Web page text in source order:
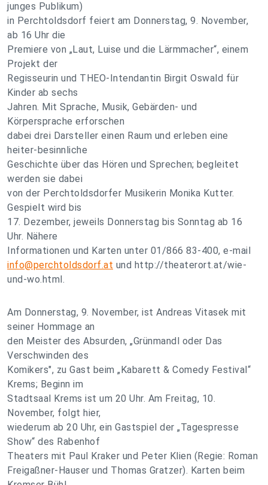
junges Publikum)
in Perchtoldsdorf feiert am Donnerstag, 9. November,
ab 16 Uhr die
Premiere von „Laut, Luise und die Lärmmacher“, einem
Projekt der
Regisseurin und THEO-Intendantin Birgit Oswald für
Kinder ab sechs
Jahren. Mit Sprache, Musik, Gebärden- und
Körpersprache erforschen
dabei drei Darsteller einen Raum und erleben eine
heiter-besinnliche
Geschichte über das Hören und Sprechen; begleitet
werden sie dabei
von der Perchtoldsdorfer Musikerin Monika Kutter.
Gespielt wird bis
17. Dezember, jeweils Donnerstag bis Sonntag ab 16
Uhr. Nähere
Informationen und Karten unter 01/866 83-400, e-mail
info@perchtoldsdorf.at und http://theaterort.at/wie-
und-wo.html.
Am Donnerstag, 9. November, ist Andreas Vitasek mit
seiner Hommage an
den Meister des Absurden, „Grünmandl oder Das
Verschwinden des
Komikers", zu Gast beim „Kabarett & Comedy Festival“
Krems; Beginn im
Stadtsaal Krems ist um 20 Uhr. Am Freitag, 10.
November, folgt hier,
wiederum ab 20 Uhr, ein Gastspiel der „Tagespresse
Show“ des Rabenhof
Theaters mit Paul Kraker und Peter Klien (Regie: Roman
Freigaßner-Hauser und Thomas Gratzer). Karten beim